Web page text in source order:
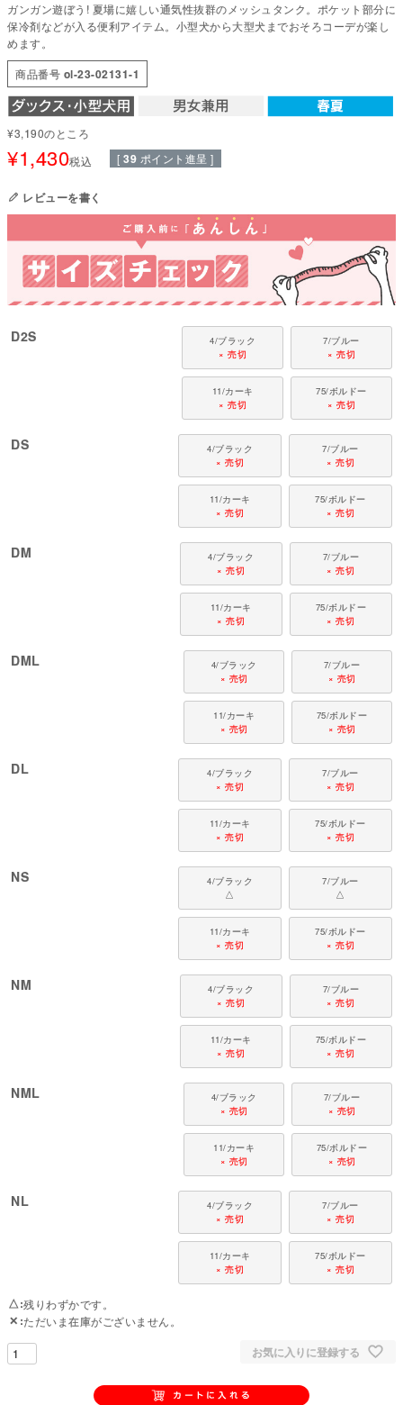
夏の紫外線対策に、スポーティーなメッシュアイテムで快適な季節を過ごそ
う!
●本体：本体：メッシュ(ポリエステル100%)
●部分使い：テレコスパン(綿95%・ポリウレタン5%)
●日本製：MADE IN JAPAN
●伸縮性(5段階)：2
●厚さ(5段階)：1
●お洗濯について：手洗い又は、洗濯ネットを使用。アイロンは、当て布を
して中温。 ファスナー・ボタン・面テープがある商品は、しっかり止めた状
国内の縫製工場と連携して、一つひとつ丁寧に仕上げています。心地よい着
心地をお楽しみください。
対象犬種
カニンヘン・ミニチュアダックス、ダックスフンド、シーズー、チワワ、パ
ピヨン、ポメラニアン、マルチーズ、トイプードル、ミニチュアシュナウザ
ー、ヨークシャーテリアなど
ガンガン遊ぼう! 夏場に嬉しい通気性抜群のメッシュタンク。ポケット部分に
保冷剤などが入る便利アイテム。小型犬から大型犬までおそろコーデが楽し
めます。
商品番号 ol-23-02131-1
¥3,190のところ
¥1,430税込 [ 39 ポイント進呈 ]
レビューを書く
D2S
4/ブラック
× 売切
7/ブルー
× 売切
11/カーキ
× 売切
75/ボルドー
× 売切
DS
4/ブラック
× 売切
7/ブルー
× 売切
11/カーキ
× 売切
75/ボルドー
× 売切
DM
4/ブラック
× 売切
7/ブルー
× 売切
11/カーキ
× 売切
75/ボルドー
× 売切
DML
4/ブラック
× 売切
7/ブルー
× 売切
11/カーキ
× 売切
75/ボルドー
× 売切
DL
4/ブラック
× 売切
7/ブルー
× 売切
11/カーキ
× 売切
75/ボルドー
× 売切
NS
4/ブラック
△
7/ブルー
△
11/カーキ
× 売切
75/ボルドー
× 売切
NM
4/ブラック
× 売切
7/ブルー
× 売切
11/カーキ
× 売切
75/ボルドー
× 売切
NML
4/ブラック
× 売切
7/ブルー
× 売切
11/カーキ
× 売切
75/ボルドー
× 売切
NL
4/ブラック
× 売切
7/ブルー
× 売切
11/カーキ
× 売切
75/ボルドー
× 売切
△ 残りわずかです。
✕ ただいま在庫がございません。
お気に入りに登録する